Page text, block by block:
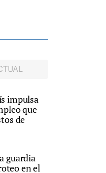
impulsa
que
de
guardia
en el